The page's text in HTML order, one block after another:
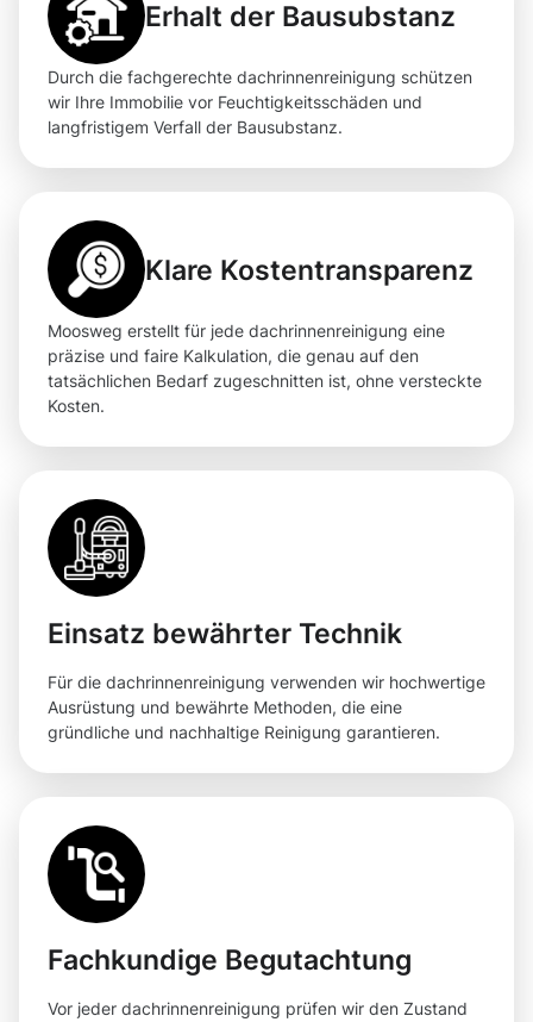
Erhalt der Bausubstanz
Durch die fachgerechte dachrinnenreinigung schützen
wir Ihre Immobilie vor Feuchtigkeitsschäden und
langfristigem Verfall der Bausubstanz.
Klare Kostentransparenz
Moosweg erstellt für jede dachrinnenreinigung eine
präzise und faire Kalkulation, die genau auf den
tatsächlichen Bedarf zugeschnitten ist, ohne versteckte
Kosten.
Einsatz bewährter Technik
Für die dachrinnenreinigung verwenden wir hochwertige
Ausrüstung und bewährte Methoden, die eine
gründliche und nachhaltige Reinigung garantieren.
Fachkundige Begutachtung
Vor jeder dachrinnenreinigung prüfen wir den Zustand